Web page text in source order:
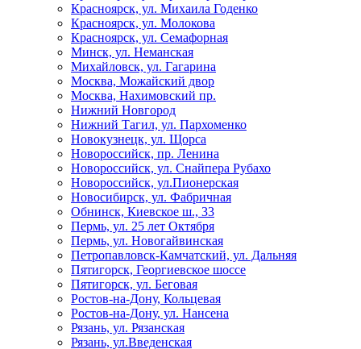
Красноярск, ул. Михаила Годенко
Красноярск, ул. Молокова
Красноярск, ул. Семафорная
Минск, ул. Неманская
Михайловск, ул. Гагарина
Москва, Можайский двор
Москва, Нахимовский пр.
Нижний Новгород
Нижний Тагил, ул. Пархоменко
Новокузнецк, ул. Щорса
Новороссийск, пр. Ленина
Новороссийск, ул. Снайпера Рубахо
Новороссийск, ул.Пионерская
Новосибирск, ул. Фабричная
Обнинск, Киевское ш., 33
Пермь, ул. 25 лет Октября
Пермь, ул. Новогайвинская
Петропавловск-Камчатский, ул. Дальняя
Пятигорск, Георгиевское шоссе
Пятигорск, ул. Беговая
Ростов-на-Дону, Кольцевая
Ростов-на-Дону, ул. Нансена
Рязань, ул. Рязанская
Рязань, ул.Введенская